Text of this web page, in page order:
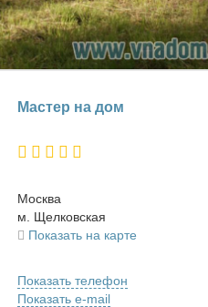
Ма­стер на дом
Москва
м. Щел­ков­ская
Показать на карте
Показать телефон
Показать e-mail